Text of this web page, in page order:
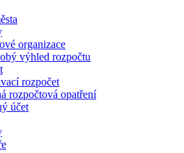
organizace
výhled rozpočtu
rozpočet
rozpočtová opatření
účet